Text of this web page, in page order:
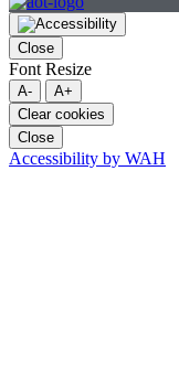
Close
Font Resize
A-
A+
Clear cookies
Close
Accessibility by WAH